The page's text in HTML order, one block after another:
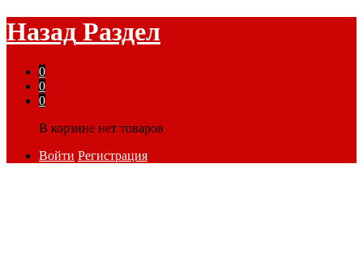
Назад Раздел
0
0
0
В корзине нет товаров
Войти Регистрация